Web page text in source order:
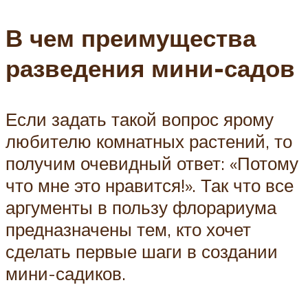
В чем преимущества
разведения мини-садов
Если задать такой вопрос ярому
любителю комнатных растений, то
получим очевидный ответ: «Потому
что мне это нравится!». Так что все
аргументы в пользу флорариума
предназначены тем, кто хочет
сделать первые шаги в создании
мини-садиков.